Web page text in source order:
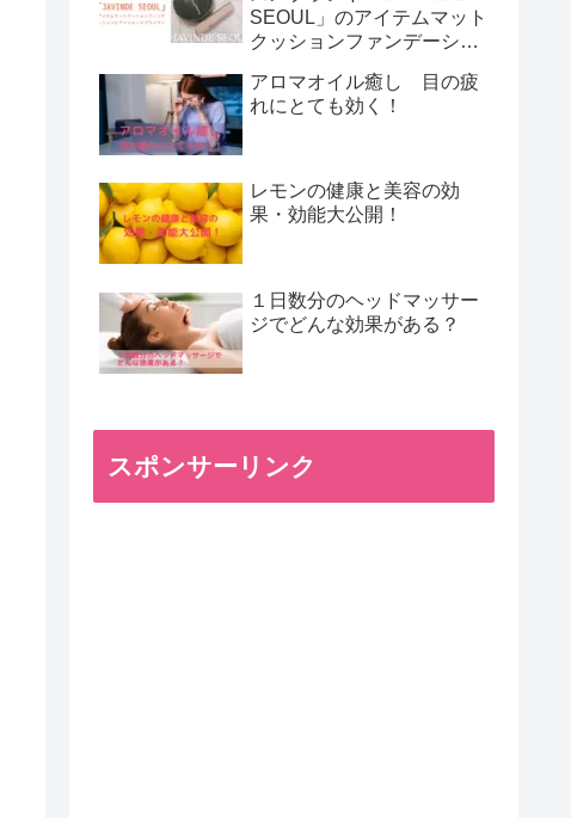
SEOUL」のアイテムマット
クッションファンデーショ
ー
アロマオイル癒し 目の疲
れにとても効く！
レモンの健康と美容の効
果・効能大公開！
１日数分のヘッドマッサー
ジでどんな効果がある？
スポンサーリンク